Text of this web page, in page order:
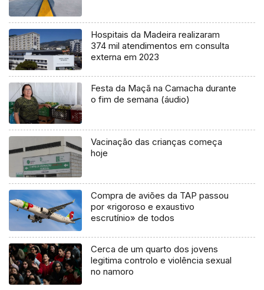
Hospitais da Madeira realizaram
374 mil atendimentos em consulta
externa em 2023
Festa da Maçã na Camacha durante
o fim de semana (áudio)
Vacinação das crianças começa
hoje
Compra de aviões da TAP passou
por «rigoroso e exaustivo
escrutínio» de todos
Cerca de um quarto dos jovens
legitima controlo e violência sexual
no namoro